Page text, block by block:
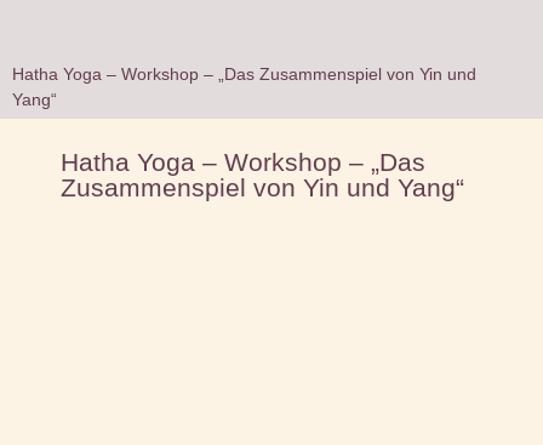
Hatha Yoga – Workshop – „Das Zusammenspiel von Yin und
Yang“
Hatha Yoga – Workshop – „Das
Zusammenspiel von Yin und Yang“